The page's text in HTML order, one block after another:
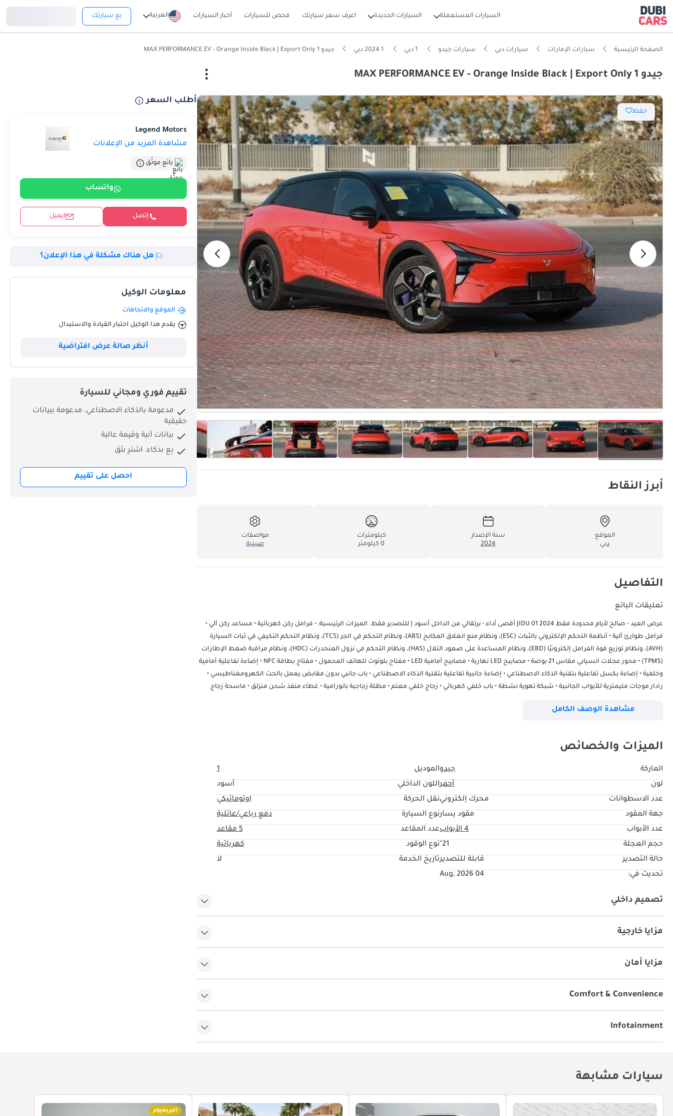
السيارات المستعملة السيارات الجديدة اعرف سعر سيارتك فحص للسيارات أخبار السيارات العربية بع سيارتك
الصفحة الرئيسية سيارات الإمارات سيارات دبي سيارات جيدو جيدو 1 MAX PERFORMANCE EV - Orange Inside Black | Export Only
جيدو 1 MAX PERFORMANCE EV - Orange Inside Black | Export Only
حفظ
أبرز النقاط
الموقع
دبي
سنة الإصدار
2024
كيلومترات
0 كيلومتر
مواصفات
صينية
التفاصيل
تعليقات البائع
عرض العيد - صالح لأيام محدودة فقط 2024 JIDU 01 أقصى أداء - برتقالي من الداخل أسود | للتصدير فقط. الميزات الرئيسية: • فرامل ركن كهربائية • مساعد ركن آلي •
فرامل طوارئ آلية • أنظمة التحكم الإلكتروني بالثبات (ESC)، ونظام منع انغلاق المكابح (ABS)، ونظام التحكم في الجر (TCS)، ونظام التحكم التكيفي في ثبات السيارة
(AVH)، ونظام توزيع قوة الفرامل إلكترونيًا (EBD)، ونظام المساعدة على صعود التلال (HAS)، ونظام التحكم في نزول المنحدرات (HDC)، ونظام مراقبة ضغط الإطارات
(TPMS) • محور عجلات انسيابي مقاس 21 بوصة • مصابيح LED نهارية • مصابيح أمامية LED • مفتاح بلوتوث للهاتف المحمول • مفتاح بطاقة NFC • إضاءة تفاعلية أمامية
وخلفية • إضاءة بكسل تفاعلية بتقنية الذكاء الاصطناعي • إضاءة جانبية تفاعلية بتقنية الذكاء الاصطناعي • باب جانبي بدون مقابض يعمل بالحث الكهرومغناطيسي •
رادار موجات مليمترية للأبواب الجانبية • شبكة تهوية نشطة • باب خلفي كهربائي • زجاج خلفي معتم • مظلة زجاجية بانورامية • غطاء منفذ شحن منزلق • ماسحة زجاج
هيدروليكي
مشاهدة الوصف الكامل
الميزات والخصائص
الماركة جيدوالموديل
1
لون
أحمراللون الداخلي
أسود
عدد الاسطوانات
محرك إلكترونينقل الحركة
اوتوماتيكي
جهة المقود
مقود يسارنوع السيارة
دفع رباعي/عائلية
عدد الأبواب
4 الأبواب عدد المقاعد
5 مقاعد
حجم العجلة
21" نوع الوقود
كهربائية
حالة التصدير
قابلة للتصديرتاريخ الخدمة
لا
تحديث في:
04 Aug, 2026
تصميم داخلي
مزايا خارجية
مزايا أمان
Comfort & Convenience
فتحات المكيف الخلفي
Infotainment
أطلب السعر
Legend Motors
مشاهدة المزيد من الإعلانات
بائع موثّق
واتساب
إتصل ايميل
هل هناك مشكلة في هذا الإعلان؟
معلومات الوكيل
الموقع والاتجاهات
يقدم هذا الوكيل اختبار القيادة والاستبدال
أنظر صالة عرض افتراضية
تقييم فوري ومجاني للسيارة
مدعومة بالذكاء الاصطناعي، مدعومة ببيانات
حقيقية
بيانات آنية وقيمة عالية
بِع بذكاء. اشترِ بثق
احصل على تقييم
سيارات مشابهة
البريميوم